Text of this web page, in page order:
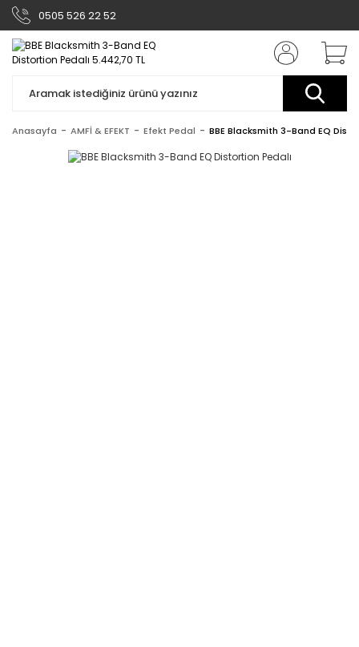
0505 526 22 52
Anasayfa AMFİ & EFEKT Efekt Pedal BBE Blacksmith 3-Band EQ